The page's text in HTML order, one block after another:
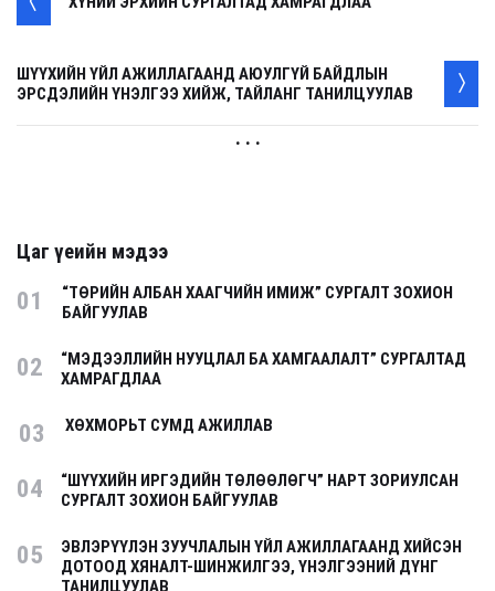
ШҮҮХИЙН ҮЙЛ АЖИЛЛАГААНД АЮУЛГҮЙ БАЙДЛЫН
ЭРСДЭЛИЙН ҮНЭЛГЭЭ ХИЙЖ, ТАЙЛАНГ ТАНИЛЦУУЛАВ
. . .
Цаг үеийн мэдээ
01
“ТӨРИЙН АЛБАН ХААГЧИЙН ИМИЖ” СУРГАЛТ ЗОХИОН
БАЙГУУЛАВ
02
“МЭДЭЭЛЛИЙН НУУЦЛАЛ БА ХАМГААЛАЛТ” СУРГАЛТАД
ХАМРАГДЛАА
03 ХӨХМОРЬТ СУМД АЖИЛЛАВ
04
“ШҮҮХИЙН ИРГЭДИЙН ТӨЛӨӨЛӨГЧ” НАРТ ЗОРИУЛСАН
СУРГАЛТ ЗОХИОН БАЙГУУЛАВ
05
ЭВЛЭРҮҮЛЭН ЗУУЧЛАЛЫН ҮЙЛ АЖИЛЛАГААНД ХИЙСЭН
ДОТООД ХЯНАЛТ-ШИНЖИЛГЭЭ, ҮНЭЛГЭЭНИЙ ДҮНГ
ТАНИЛЦУУЛАВ